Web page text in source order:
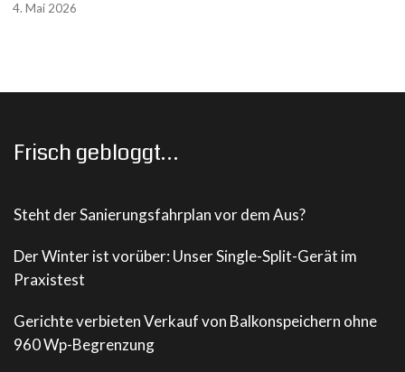
4. Mai 2026
Frisch gebloggt…
Steht der Sanierungsfahrplan vor dem Aus?
Der Winter ist vorüber: Unser Single-Split-Gerät im
Praxistest
Gerichte verbieten Verkauf von Balkonspeichern ohne
960 Wp-Begrenzung